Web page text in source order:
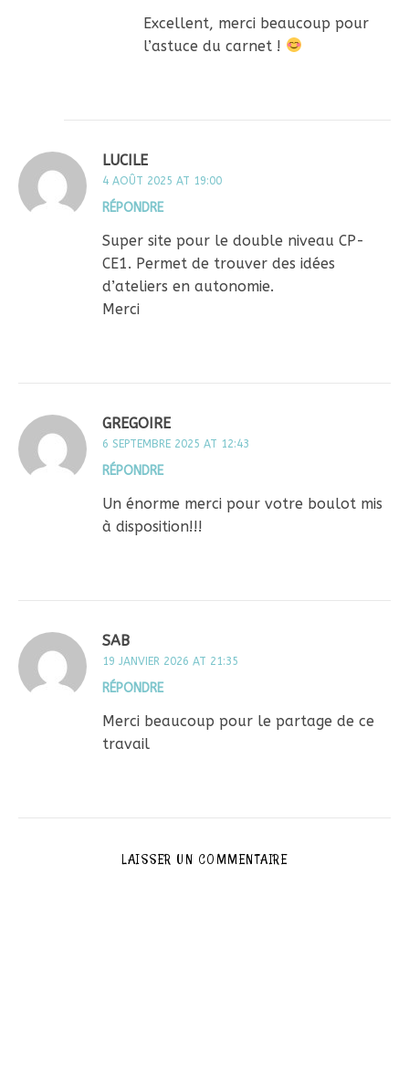
Excellent, merci beaucoup pour
l’astuce du carnet !
LUCILE
4 AOÛT 2025 AT 19:00
RÉPONDRE
Super site pour le double niveau CP-
CE1. Permet de trouver des idées
d’ateliers en autonomie.
Merci
GREGOIRE
6 SEPTEMBRE 2025 AT 12:43
RÉPONDRE
Un énorme merci pour votre boulot mis
à disposition!!!
SAB
19 JANVIER 2026 AT 21:35
RÉPONDRE
Merci beaucoup pour le partage de ce
travail
LAISSER UN COMMENTAIRE